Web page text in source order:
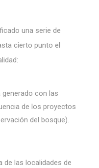
una serie de
cierto punto el
con las
de los proyectos
del bosque).
de las localidades de